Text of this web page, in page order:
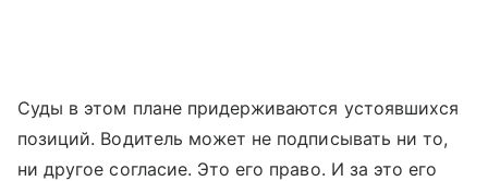
Суды в этом плане придерживаются устоявшихся
позиций. Водитель может не подписывать ни то,
ни другое согласие. Это его право. И за это его